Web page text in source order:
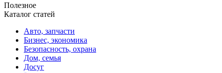
Полезное
Каталог статей
Авто, запчасти
Бизнес, экономика
Безопасность, охрана
Дом, семья
Досуг